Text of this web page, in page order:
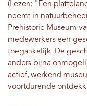
(Lezen: " Een
neemt in
Prehistoric Museum
medewerkers een
toegankelijk. De
anders bijna
actief, werkend
voortdurende